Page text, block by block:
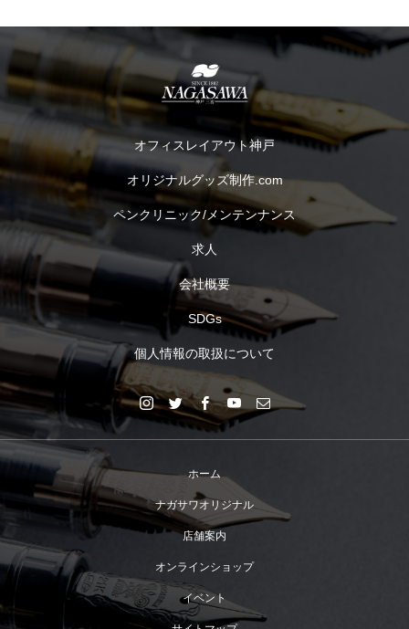
オフィスレイアウト神戸
オリジナルグッズ制作.com
ペンクリニック/メンテンナンス
求人
会社概要
SDGs
個人情報の取扱について
ホーム
ナガサワオリジナル
店舗案内
オンラインショップ
イベント